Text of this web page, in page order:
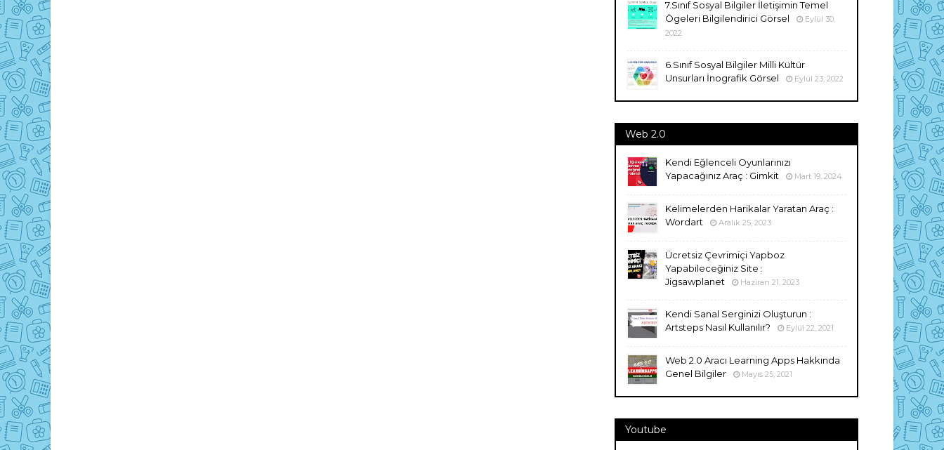
7.Sınıf Sosyal Bilgiler İletişimin Temel
Ögeleri Bilgilendirici Görsel
Eylül 30,
2022
6.Sınıf Sosyal Bilgiler Milli Kültür
Unsurları İnografik Görsel
Eylül 23, 2022
Web 2.0
Kendi Eğlenceli Oyunlarınızı
Yapacağınız Araç : Gimkit
Mart 19, 2024
Kelimelerden Harikalar Yaratan Araç :
Wordart
Aralık 25, 2023
Ücretsiz Çevrimiçi Yapboz
Yapabileceğiniz Site :
Jigsawplanet
Haziran 21, 2023
Kendi Sanal Serginizi Oluşturun :
Artsteps Nasıl Kullanılır?
Eylül 22, 2021
Web 2.0 Aracı Learning Apps Hakkında
Genel Bilgiler
Mayıs 25, 2021
Youtube